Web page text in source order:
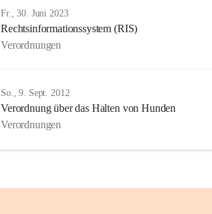
Fr., 30. Juni 2023
Rechtsinformationssystem (RIS)
Verordnungen
So., 9. Sept. 2012
Verordnung über das Halten von Hunden
Verordnungen